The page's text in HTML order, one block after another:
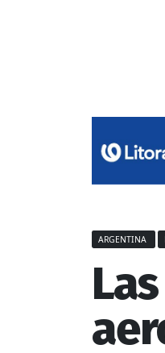
ARGENTINA